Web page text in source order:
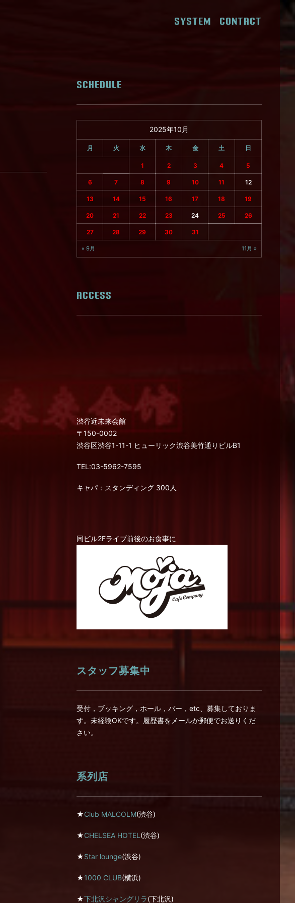
SYSTEM CONTACT
SCHEDULE
2025年10月
月 火 水 木 金 土 日
1 2 3 4 5
6 7 8 9 10 11 12
13 14 15 16 17 18 19
20 21 22 23 24 25 26
27 28 29 30 31
« 9月 11月 »
ACCESS
渋谷近未来会館
〒150-0002
渋谷区渋谷1-11-1 ヒューリック渋谷美竹通りビルB1
TEL:03-5962-7595
キャパ：スタンディング 300人
同ビル2Fライブ前後のお食事に
スタッフ募集中
受付，ブッキング，ホール，バー，etc、募集しておりま
す。未経験OKです。履歴書をメールか郵便でお送りくだ
さい。
系列店
★Club MALCOLM(渋谷)
★CHELSEA HOTEL (渋谷)
★Star lounge(渋谷)
★1000 CLUB(横浜)
★下北沢シャングリラ(下北沢)